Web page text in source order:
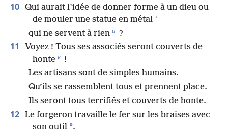
10 Qui aurait l’idée de donner forme à un dieu ou
de mouler une statue en métal *
qui ne servent à rien u ?
11
Voyez ! Tous ses associés seront couverts de
honte v !
Les artisans sont de simples humains.
Qu’ils se rassemblent tous et prennent place.
Ils seront tous terrifiés et couverts de honte.
12 Le forgeron travaille le fer sur les braises avec
son outil *.